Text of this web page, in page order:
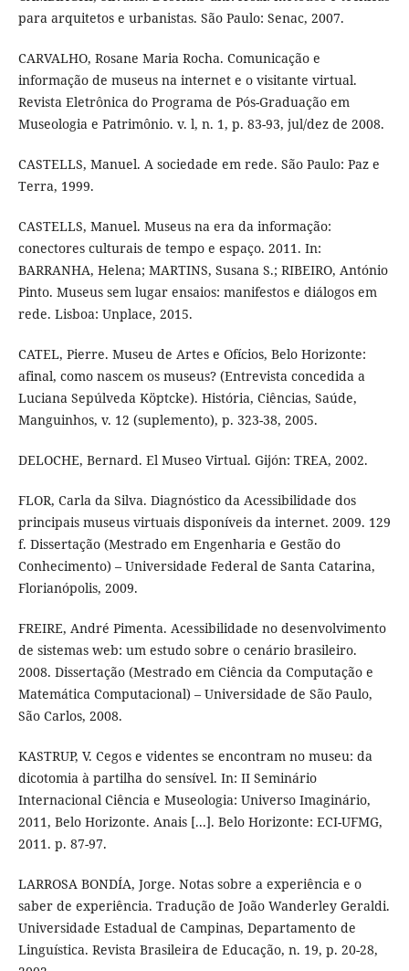
para arquitetos e urbanistas. São Paulo: Senac, 2007.
CARVALHO, Rosane Maria Rocha. Comunicação e
informação de museus na internet e o visitante virtual.
Revista Eletrônica do Programa de Pós-Graduação em
Museologia e Patrimônio. v. l, n. 1, p. 83-93, jul/dez de 2008.
CASTELLS, Manuel. A sociedade em rede. São Paulo: Paz e
Terra, 1999.
CASTELLS, Manuel. Museus na era da informação:
conectores culturais de tempo e espaço. 2011. In:
BARRANHA, Helena; MARTINS, Susana S.; RIBEIRO, António
Pinto. Museus sem lugar ensaios: manifestos e diálogos em
rede. Lisboa: Unplace, 2015.
CATEL, Pierre. Museu de Artes e Ofícios, Belo Horizonte:
afinal, como nascem os museus? (Entrevista concedida a
Luciana Sepúlveda Köptcke). História, Ciências, Saúde,
Manguinhos, v. 12 (suplemento), p. 323-38, 2005.
DELOCHE, Bernard. El Museo Virtual. Gijón: TREA, 2002.
FLOR, Carla da Silva. Diagnóstico da Acessibilidade dos
principais museus virtuais disponíveis da internet. 2009. 129
f. Dissertação (Mestrado em Engenharia e Gestão do
Conhecimento) – Universidade Federal de Santa Catarina,
Florianópolis, 2009.
FREIRE, André Pimenta. Acessibilidade no desenvolvimento
de sistemas web: um estudo sobre o cenário brasileiro.
2008. Dissertação (Mestrado em Ciência da Computação e
Matemática Computacional) – Universidade de São Paulo,
São Carlos, 2008.
KASTRUP, V. Cegos e videntes se encontram no museu: da
dicotomia à partilha do sensível. In: II Seminário
Internacional Ciência e Museologia: Universo Imaginário,
2011, Belo Horizonte. Anais [...]. Belo Horizonte: ECI-UFMG,
2011. p. 87-97.
LARROSA BONDÍA, Jorge. Notas sobre a experiência e o
saber de experiência. Tradução de João Wanderley Geraldi.
Universidade Estadual de Campinas, Departamento de
Linguística. Revista Brasileira de Educação, n. 19, p. 20-28,